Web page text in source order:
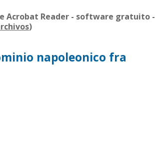
Acrobat Reader - software gratuito -
)
napoleonico fra